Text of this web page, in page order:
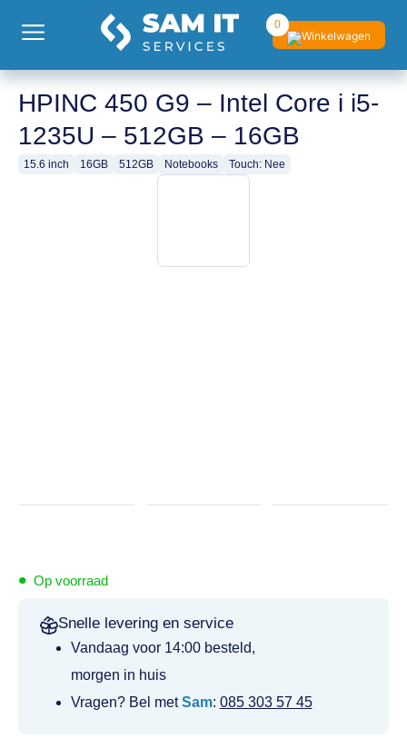
0
HPINC 450 G9 – Intel Core i i5-
1235U – 512GB – 16GB
15.6 inch 16GB 512GB Notebooks Touch: Nee
• Op voorraad
Snelle levering en service
Vandaag voor 14:00 besteld,
morgen in huis
Vragen? Bel metSam: 085 303 57 45